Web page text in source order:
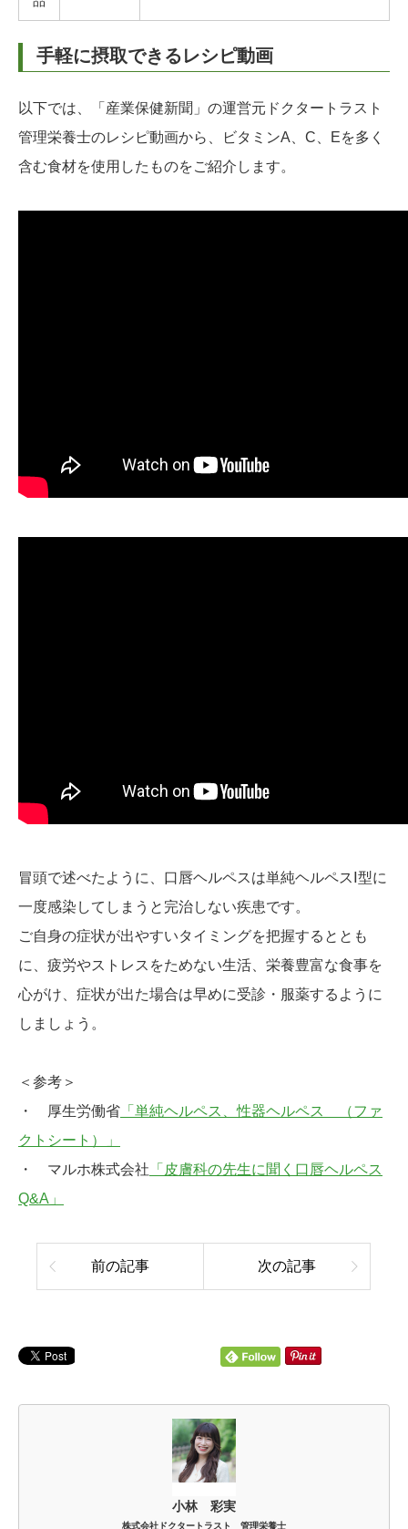
手軽に摂取できるレシピ動画
以下では、「産業保健新聞」の運営元ドクタートラスト
管理栄養士のレシピ動画から、ビタミンA、C、Eを多く
含む食材を使用したものをご紹介します。
冒頭で述べたように、口唇ヘルペスは単純ヘルペスⅠ型に
一度感染してしまうと完治しない疾患です。
ご自身の症状が出やすいタイミングを把握するととも
に、疲労やストレスをためない生活、栄養豊富な食事を
心がけ、症状が出た場合は早めに受診・服薬するように
しましょう。
＜参考＞
・ 厚生労働省 「単純ヘルペス、性器ヘルペス （ファ
クトシート）」
・ マルホ株式会社 「皮膚科の先生に聞く口唇ヘルペス
Q&A」
前の記事 次の記事
小林 彩実
株式会社ドクタートラスト 管理栄養士